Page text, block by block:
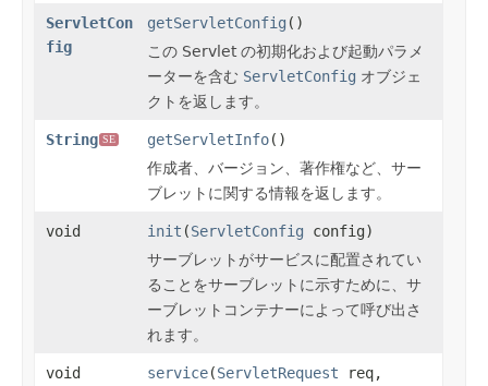
ServletCon
fig
getServletConfig ()
この Servlet の初期化および起動パラメ
ーターを含む ServletConfig オブジェ
クトを返します。
String SE getServletInfo()
作成者、バージョン、著作権など、サー
ブレットに関する情報を返します。
void init (ServletConfig config)
サーブレットがサービスに配置されてい
ることをサーブレットに示すために、サ
ーブレットコンテナーによって呼び出さ
れます。
void service(ServletRequest req,